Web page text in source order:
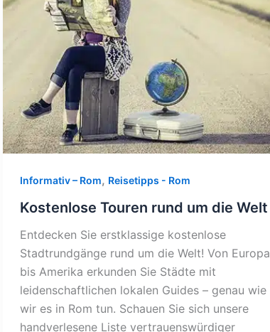
Informativ – Rom, Reisetipps - Rom
Kostenlose Touren rund um die Welt
Entdecken Sie erstklassige kostenlose
Stadtrundgänge rund um die Welt! Von Europa
bis Amerika erkunden Sie Städte mit
leidenschaftlichen lokalen Guides – genau wie
wir es in Rom tun. Schauen Sie sich unsere
handverlesene Liste vertrauenswürdiger